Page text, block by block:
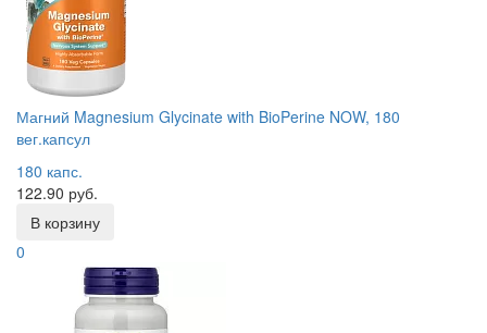
Магний Magnesium Glycinate with BioPerine NOW, 180
вег.капсул
180 капс.
122.90 руб.
В корзину
0